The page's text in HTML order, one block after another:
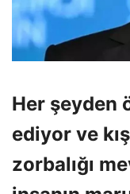
Her şeyden
ediyor ve
zorbalığı